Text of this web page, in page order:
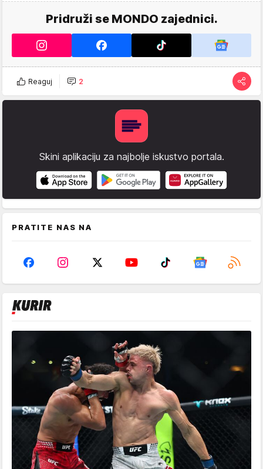
Pridruži se MONDO zajednici.
Reaguj 2
Skini aplikaciju za najbolje iskustvo portala.
PRATITE NAS NA